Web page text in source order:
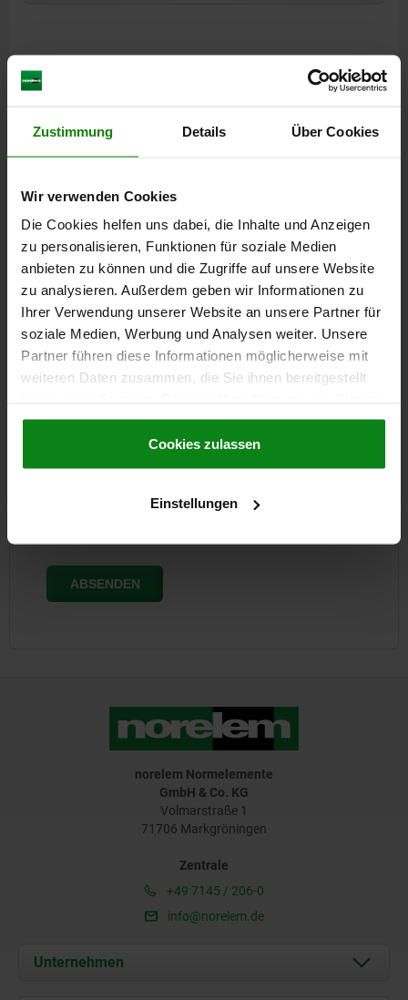
Zustimmung Details Über Cookies
Wir verwenden Cookies
Die Cookies helfen uns dabei, die Inhalte und Anzeigen
zu personalisieren, Funktionen für soziale Medien
anbieten zu können und die Zugriffe auf unsere Website
zu analysieren. Außerdem geben wir Informationen zu
Ihrer Verwendung unserer Website an unsere Partner für
soziale Medien, Werbung und Analysen weiter. Unsere
Partner führen diese Informationen möglicherweise mit
weiteren Daten zusammen, die Sie ihnen bereitgestellt
gesammelt haben.Cookie Richtlinien
Datenschutz|AGB
Cookies zulassen
Einstellungen
Jetzt zum norelem Newsletter
und Benachrichtigungen aus unserem Onlineshop!
norelem Normelemente
GmbH & Co. KG
Volmarstraße 1
71706 Markgröningen
Zentrale
+49 7145 / 206-0
info@norelem.de
Unternehmen